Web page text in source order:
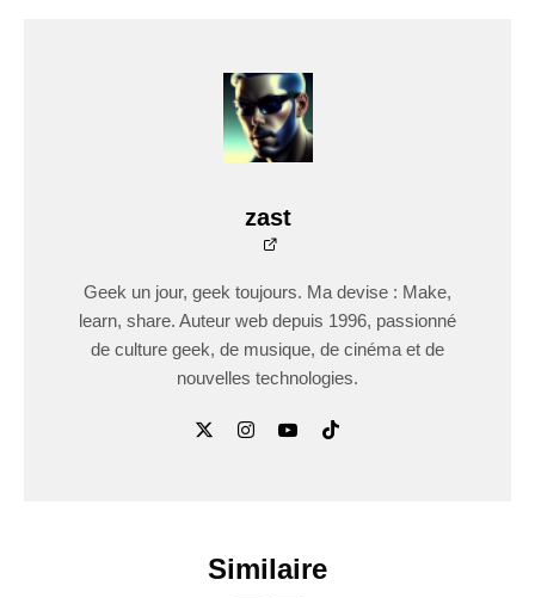
zast
Geek un jour, geek toujours. Ma devise : Make,
learn, share. Auteur web depuis 1996, passionné
de culture geek, de musique, de cinéma et de
nouvelles technologies.
Similaire